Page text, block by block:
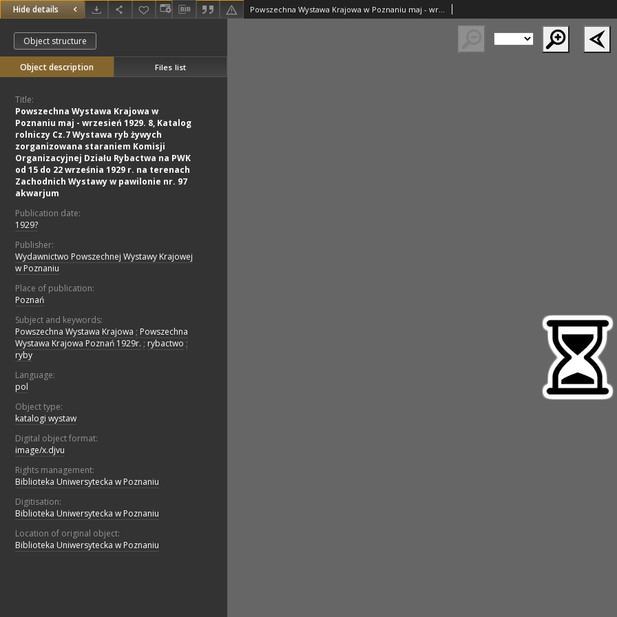
Hide details Powszechna Wystawa Krajowa w Poznaniu maj - wrzesień 1929. 8, Katalog rolniczy Cz.7 Wystawa ryb żywych zorganizowana staraniem Komisji Organizacyjnej Działu Rybactwa na PWK od 15 do 22 września 1929 r. na terenach Zachodnich Wystawy w pawilonie nr. 97 akwarjum
Object structure
Object description Files list
Title:
Powszechna Wystawa Krajowa w
Poznaniu maj - wrzesień 1929. 8, Katalog
rolniczy Cz.7 Wystawa ryb żywych
zorganizowana staraniem Komisji
Organizacyjnej Działu Rybactwa na PWK
od 15 do 22 września 1929 r. na terenach
Zachodnich Wystawy w pawilonie nr. 97
akwarjum
Publication date:
1929?
Publisher:
Wydawnictwo Powszechnej Wystawy Krajowej
w Poznaniu
Place of publication:
Poznań
Subject and keywords:
Powszechna Wystawa Krajowa ; Powszechna
Wystawa Krajowa Poznań 1929r. ; rybactwo ;
ryby
Language:
pol
Object type:
katalogi wystaw
Digital object format:
image/x.djvu
Rights management:
Biblioteka Uniwersytecka w Poznaniu
Digitisation:
Biblioteka Uniwersytecka w Poznaniu
Location of original object:
Biblioteka Uniwersytecka w Poznaniu